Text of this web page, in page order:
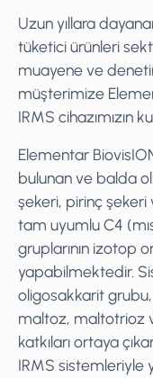
Uzun yıllara
tüketici ürünleri
muayene ve
müşterimize
IRMS cihazımızın
Elementar
bulunan ve balda
şekeri, pirinç şekeri
tam uyumlu C4
gruplarının izotop
yapabilmektedir.
oligosakkarit
maltoz, maltotrioz
katkıları ortaya
IRMS sistemleriyle